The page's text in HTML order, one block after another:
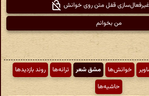
غیرفعال‌سازی قفل متن روی خوانش
من بخوانم
خوانش‌ها مشق شعر ترانه‌ها
روند بازدیدها
حاشیه‌ها